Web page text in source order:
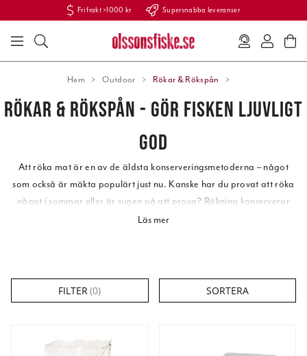
Fri frakt >1000 kr Supersnabba leveranser
Hem Outdoor Rökar & Rökspån
RÖKAR & RÖKSPÅN - GÖR FISKEN LJUVLIGT
GOD
Att röka mat är en av de äldsta konserveringsmetoderna – något
som också är mäkta populärt just nu. Kanske har du provat att röka
något i sommar eller är sugen på att prova? Rökning konserverar
och adderar en god smak till både fisk, kött och kyckling. Det är
kända kvalitetsmärken.
Läs mer
FILTER (0) SORTERA